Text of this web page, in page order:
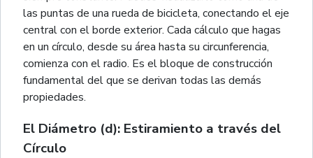
las puntas de una rueda de bicicleta, conectando el eje
central con el borde exterior. Cada cálculo que hagas
en un círculo, desde su área hasta su circunferencia,
comienza con el radio. Es el bloque de construcción
fundamental del que se derivan todas las demás
propiedades.
El Diámetro (d): Estiramiento a través del
Círculo